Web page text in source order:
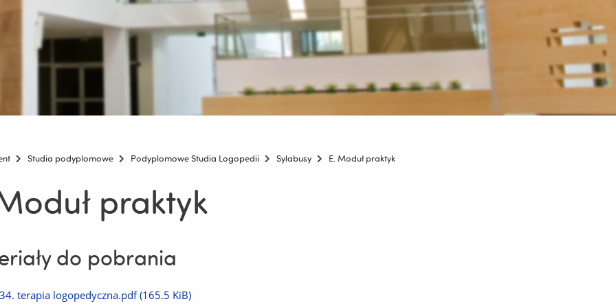
Studia podyplomowe Podyplomowe Studia Logopedii Sylabusy E. Moduł praktyk
praktyk
do pobrania
Pobierz
34. terapia logopedyczna.pdf (165.5 KiB)